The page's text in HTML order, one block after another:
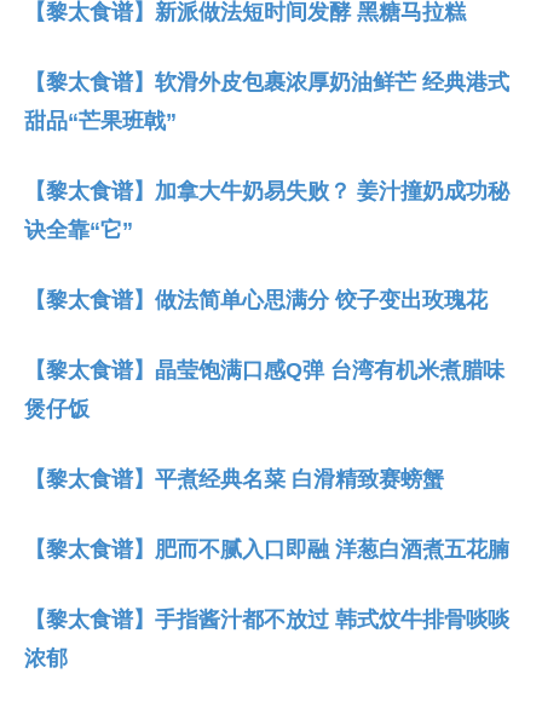
【黎太食谱】新派做法短时间发酵 黑糖马拉糕
【黎太食谱】软滑外皮包裹浓厚奶油鲜芒 经典港式
甜品“芒果班戟”
【黎太食谱】加拿大牛奶易失败？ 姜汁撞奶成功秘
诀全靠“它”
【黎太食谱】做法简单心思满分 饺子变出玫瑰花
【黎太食谱】晶莹饱满口感Q弹 台湾有机米煮腊味
煲仔饭
【黎太食谱】平煮经典名菜 白滑精致赛螃蟹
【黎太食谱】肥而不腻入口即融 洋葱白酒煮五花腩
【黎太食谱】手指酱汁都不放过 韩式炆牛排骨啖啖
浓郁